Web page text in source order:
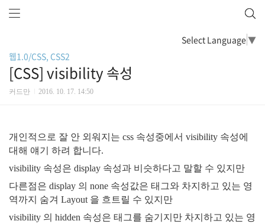
웹1.0/CSS, CSS2
[CSS] visibility 속성
커드만 2016. 10. 17. 14:50
개인적으로 잘 안 외워지는 css 속성중에서 visibility 속성에
대해 얘기 하려 합니다.
visibility 속성은 display 속성과 비슷하다고 말할 수 있지만
다른점은 display 의 none 속성값은 태그와 차지하고 있는 영
역까지 숨겨 Layout 을 흐트릴 수 있지만
visibility 의 hidden 속성은 태그를 숨기지만 차지하고 있는 영
Select Language▼